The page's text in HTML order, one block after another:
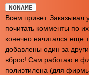
NONAME
Всем привет. Заказывал
почитать комменты по
конечно начитался еще
добавлены один за
вброс! Сам работаю в
полиэтилена (для